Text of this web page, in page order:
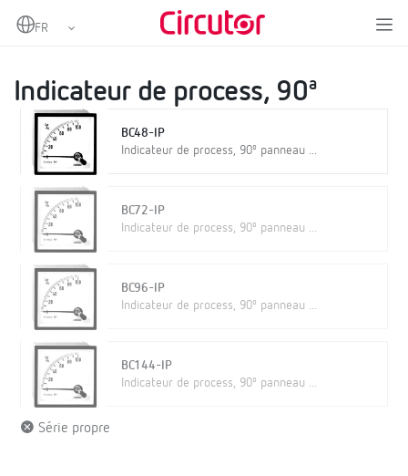
Home Instrumentation analogique
Indicateurs de process
Indicateur de process, 90ª
BC48-IP
Indicateur de process, 90º panneau ...
BC72-IP
Indicateur de process, 90º panneau ...
BC96-IP
Indicateur de process, 90º panneau ...
BC144-IP
Indicateur de process, 90º panneau ...
Série propre